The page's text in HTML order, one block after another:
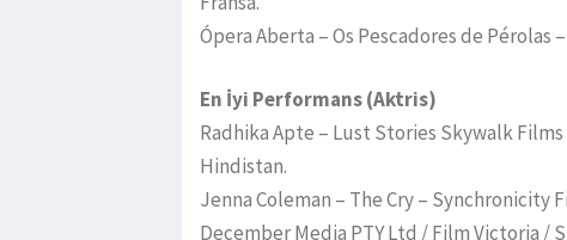
Ópera Aberta – Os Pescadores de Pérolas
En İyi Performans (Aktris)
Radhika Apte – Lust Stories Skywalk
Hindistan.
Jenna Coleman – The Cry – Synchronicity
December Media PTY Ltd / Film Victoria /